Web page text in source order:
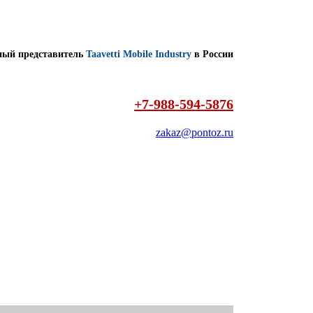
представитель Taavetti Mobile Industry в России
+7-988-594-5876
zakaz@pontoz.ru